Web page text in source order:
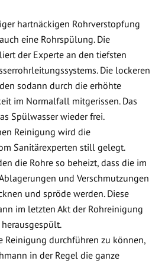
hartnäckigen Rohrverstopfung
eine Rohrspülung. Die
der Experte an den tiefsten
Die lockeren
sodann durch die erhöhte
im Normalfall mitgerissen. Das
Spülwasser wieder frei.
Reinigung wird die
Sanitärexperten still gelegt.
die Rohre so beheizt, dass die im
und Verschmutzungen
und spröde werden. Diese
im letzten Akt der Rohreinigung
Reinigung durchführen zu können,
in der Regel die ganze